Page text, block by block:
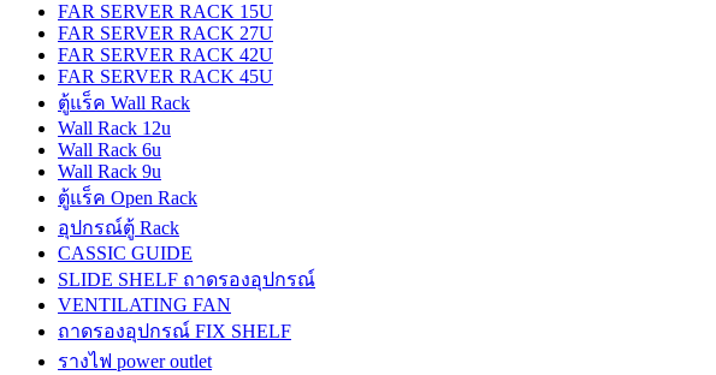
FAR SERVER RACK 15U
FAR SERVER RACK 27U
FAR SERVER RACK 42U
FAR SERVER RACK 45U
ตู้แร็ค Wall Rack
Wall Rack 12u
Wall Rack 6u
Wall Rack 9u
ตู้แร็ค Open Rack
อุปกรณ์ตู้ Rack
CASSIC GUIDE
SLIDE SHELF ถาดรองอุปกรณ์
VENTILATING FAN
ถาดรองอุปกรณ์ FIX SHELF
รางไฟ power outlet